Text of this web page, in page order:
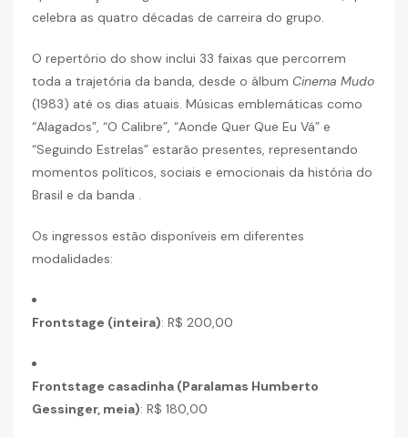
celebra as quatro décadas de carreira do grupo.
O repertório do show inclui 33 faixas que percorrem
toda a trajetória da banda, desde o álbum Cinema Mudo
(1983) até os dias atuais. Músicas emblemáticas como
“Alagados”, “O Calibre”, “Aonde Quer Que Eu Vá” e
“Seguindo Estrelas” estarão presentes, representando
momentos políticos, sociais e emocionais da história do
Brasil e da banda .
Os ingressos estão disponíveis em diferentes
modalidades:
Frontstage (inteira): R$ 200,00
Frontstage casadinha (Paralamas Humberto
Gessinger, meia): R$ 180,00